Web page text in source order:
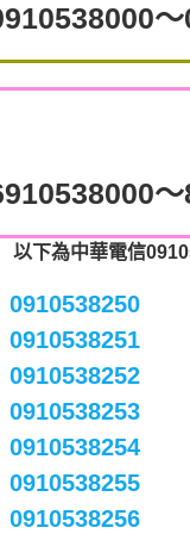
以下為中華電信
0910538250
0910538251
0910538252
0910538253
0910538254
0910538255
0910538256